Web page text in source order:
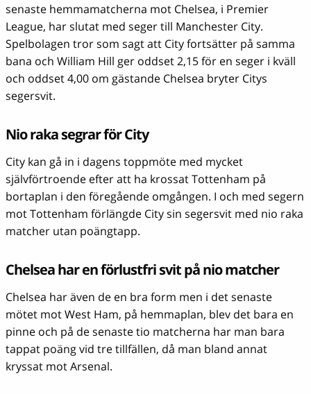
senaste hemmamatcherna mot Chelsea, i Premier
League, har slutat med seger till Manchester City.
Spelbolagen tror som sagt att City fortsätter på samma
bana och William Hill ger oddset 2,15 för en seger i kväll
och oddset 4,00 om gästande Chelsea bryter Citys
segersvit.
Nio raka segrar för City
City kan gå in i dagens toppmöte med mycket
självförtroende efter att ha krossat Tottenham på
bortaplan i den föregående omgången. I och med segern
mot Tottenham förlängde City sin segersvit med nio raka
matcher utan poängtapp.
Chelsea har en förlustfri svit på nio matcher
Chelsea har även de en bra form men i det senaste
mötet mot West Ham, på hemmaplan, blev det bara en
pinne och på de senaste tio matcherna har man bara
tappat poäng vid tre tillfällen, då man bland annat
kryssat mot Arsenal.